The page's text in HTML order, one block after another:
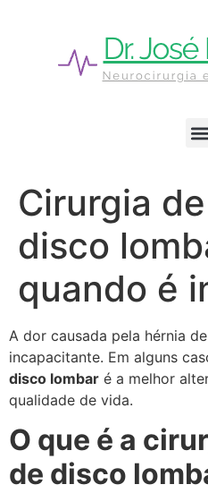
Cirurgia
disco
quando é
A dor causada pela hérnia
incapacitante. Em alguns
disco lombar é a melhor
qualidade de vida.
O que é a
de disco